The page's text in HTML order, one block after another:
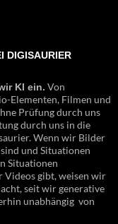
DIGISAURIER
KI ein. Von
Elementen, Filmen und
Prüfung durch uns
durch uns in die
Wenn wir Bilder
und Situationen
Situationen
Videos gibt, weisen wir
seit wir generative
unabhängig von